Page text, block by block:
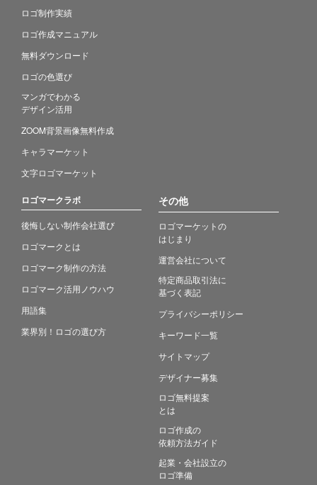
ロゴ制作実績
ロゴ作成マニュアル
無料ダウンロード
ロゴの色選び
マンガでわかる
デザイン活用
ZOOM背景画像無料作成
キャラマーケット
文字ロゴマーケット
ロゴマークラボ
後悔しない制作会社選び
ロゴマークとは
ロゴマーク制作の方法
ロゴマーク活用ノウハウ
用語集
業界別！ロゴの選び方
その他
ロゴマーケットの
はじまり
運営会社について
特定商品取引法に
基づく表記
プライバシーポリシー
キーワード一覧
サイトマップ
デザイナー募集
ロゴ無料提案
とは
ロゴ作成の
依頼方法ガイド
起業・会社設立の
ロゴ準備